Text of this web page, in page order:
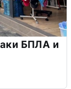
БПЛА и